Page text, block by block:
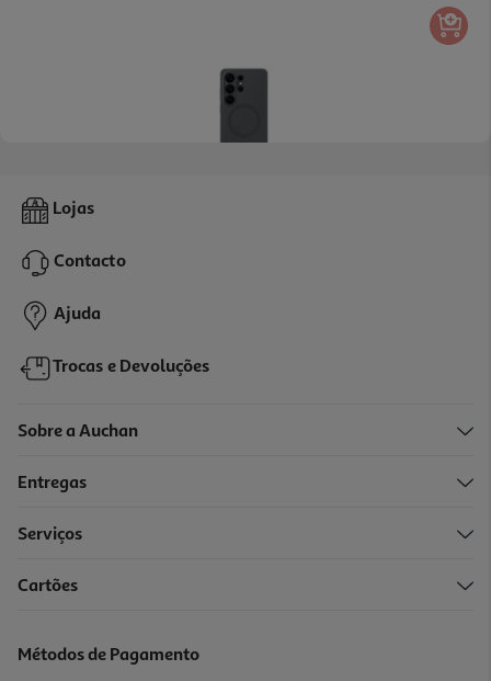
Capa Samsung Silicone Magnet Pr S26 Ultra
59,99 €
Lojas
Contacto
Ajuda
Trocas e Devoluções
Sobre a Auchan
Entregas
Serviços
Cartões
Métodos de Pagamento